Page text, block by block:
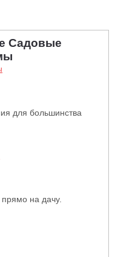
Садовые
для большинства
прямо на дачу.